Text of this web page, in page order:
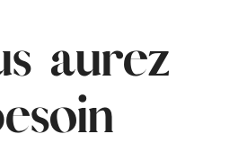
aurez